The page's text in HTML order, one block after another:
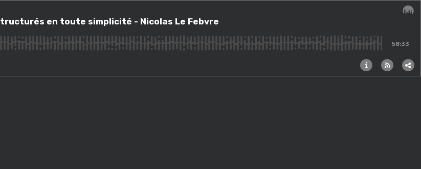
en toute simplicité - Nicolas Le Febvre
en toute simplicité - Nicolas Le Febvre
58:33